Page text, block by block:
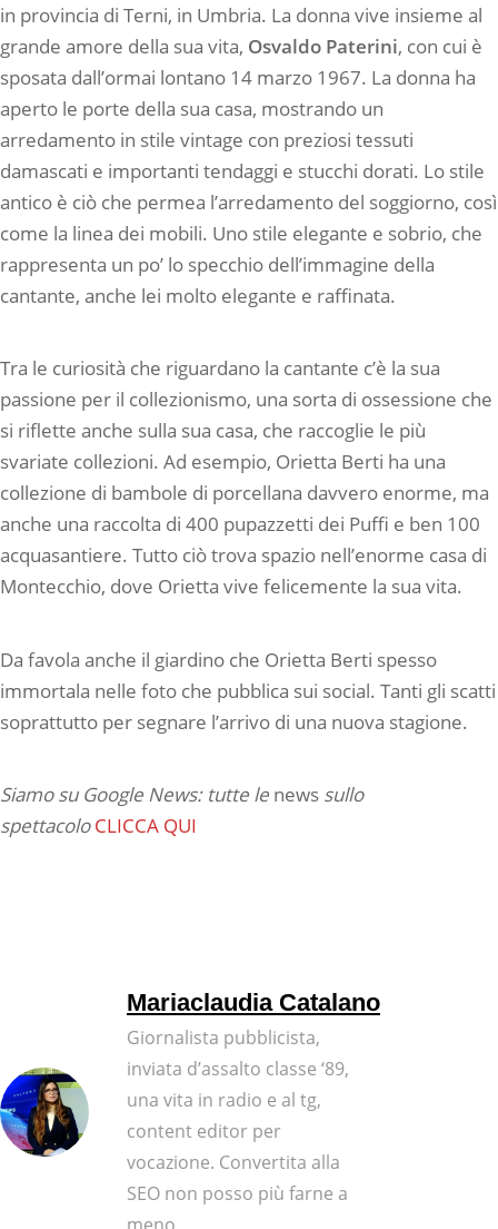
in provincia di Terni, in Umbria. La donna vive insieme al
grande amore della sua vita, Osvaldo Paterini, con cui è
sposata dall’ormai lontano 14 marzo 1967. La donna ha
aperto le porte della sua casa, mostrando un
arredamento in stile vintage con preziosi tessuti
damascati e importanti tendaggi e stucchi dorati. Lo stile
antico è ciò che permea l’arredamento del soggiorno, così
come la linea dei mobili. Uno stile elegante e sobrio, che
rappresenta un po’ lo specchio dell’immagine della
cantante, anche lei molto elegante e raffinata.
Tra le curiosità che riguardano la cantante c’è la sua
passione per il collezionismo, una sorta di ossessione che
si riflette anche sulla sua casa, che raccoglie le più
svariate collezioni. Ad esempio, Orietta Berti ha una
collezione di bambole di porcellana davvero enorme, ma
anche una raccolta di 400 pupazzetti dei Puffi e ben 100
acquasantiere. Tutto ciò trova spazio nell’enorme casa di
Montecchio, dove Orietta vive felicemente la sua vita.
Da favola anche il giardino che Orietta Berti spesso
immortala nelle foto che pubblica sui social. Tanti gli scatti
soprattutto per segnare l’arrivo di una nuova stagione.
Siamo su Google News: tutte le news sullo
spettacoloCLICCA QUI
Mariaclaudia Catalano
Giornalista pubblicista,
inviata d’assalto classe ‘89,
una vita in radio e al tg,
content editor per
vocazione. Convertita alla
SEO non posso più farne a